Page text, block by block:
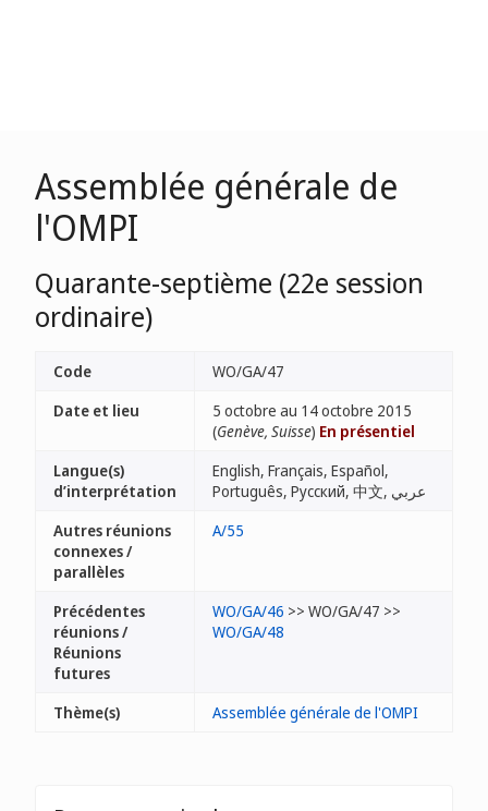
Assemblée générale de
l'OMPI
Quarante-septième (22e session
ordinaire)
Code
WO/GA/47
Date et lieu
5 octobre au 14 octobre 2015
(Genève, Suisse) En présentiel
Langue(s)
d’interprétation
English, Français, Español,
Português, Русский, 中文, عربي
Autres réunions
connexes /
parallèles
A/55
Précédentes
réunions /
Réunions
futures
WO/GA/46 >> WO/GA/47 >>
WO/GA/48
Thème(s) Assemblée générale de l'OMPI